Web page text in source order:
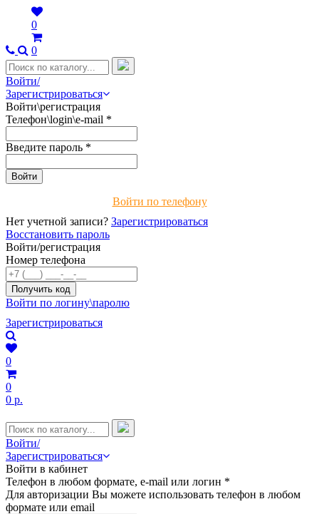
0
0
Войти/
Зарегистрироваться
Войти\регистрация
Телефон\login\e-mail *
Введите пароль *
Войти по телефону
Нет учетной записи? Зарегистрироваться
Восстановить пароль
Войти/регистрация
Номер телефона
Войти по логину\паролю
Зарегистрироваться
0
0
0 р.
Войти/
Зарегистрироваться
Войти в кабинет
Телефон в любом формате, e-mail или логин *
Для авторизации Вы можете использовать телефон в любом
формате или email